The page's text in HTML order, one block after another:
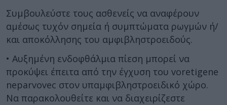
Συμβουλεύστε τους ασθενείς να αναφέρουν
αμέσως τυχόν σημεία ή συμπτώματα ρωγμών ή/
και αποκόλλησης του αμφιβληστροειδούς.
• Αυξημένη ενδοφθάλμια πίεση μπορεί να
προκύψει έπειτα από την έγχυση του voretigene
neparvovec στον υπαμφιβληστροειδικό χώρο.
Να παρακολουθείτε και να διαχειρίζεστε